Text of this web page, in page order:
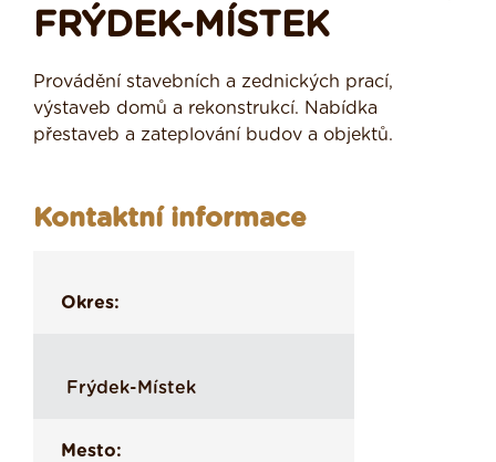
FRÝDEK-MÍSTEK
Provádění stavebních a zednických prací,
výstaveb domů a rekonstrukcí. Nabídka
přestaveb a zateplování budov a objektů.
Kontaktní informace
Okres:
Frýdek-Místek
Mesto: